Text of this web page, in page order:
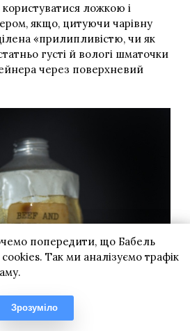
попередити, що Бабель
Так ми аналізуємо трафік
Зрозуміло